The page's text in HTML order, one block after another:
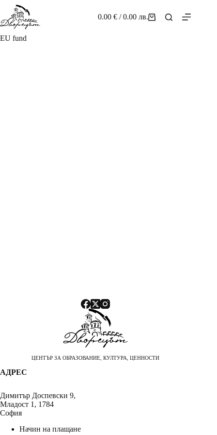
content
Shopping
0.00€ / 0.00 лв.
EU fund
ЦЕНТЪР ЗА ОБРАЗОВАНИЕ, КУЛТУРА, ЦЕННОСТИ
АДРЕС
Димитър Доспевски 9,
Младост 1, 1784
София
Начин на плащане